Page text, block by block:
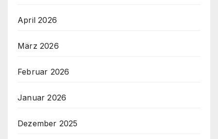
April 2026
März 2026
Februar 2026
Januar 2026
Dezember 2025